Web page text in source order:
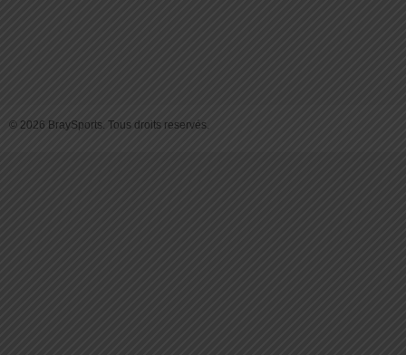
© 2026 BraySports. Tous droits reservés.